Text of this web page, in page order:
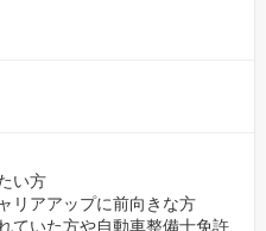
い方
リアアップに前向きな方
ていた方や自動車整備士免許